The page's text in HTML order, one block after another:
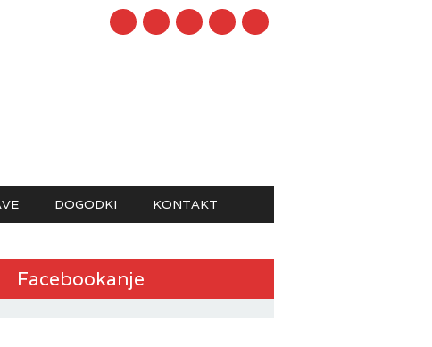
mail
DOGODKI KONTAKT
Facebookanje